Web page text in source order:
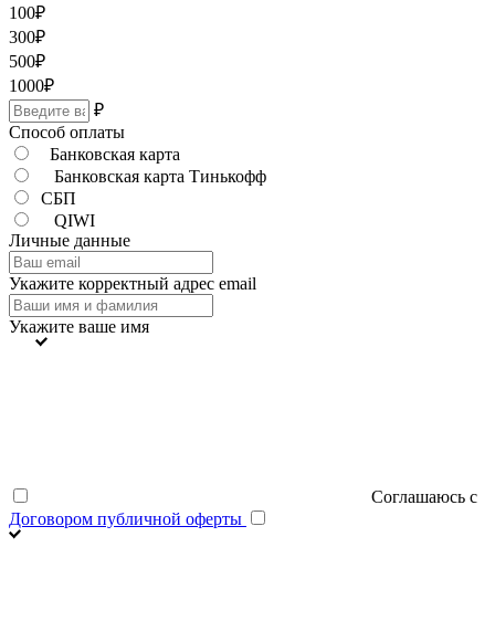
100₽
300₽
500₽
1000₽
₽
Способ оплаты
Банковская карта
Банковская карта Тинькофф
СБП
QIWI
Личные данные
Укажите корректный адрес email
Укажите ваше имя
Соглашаюсь с
Договором публичной оферты